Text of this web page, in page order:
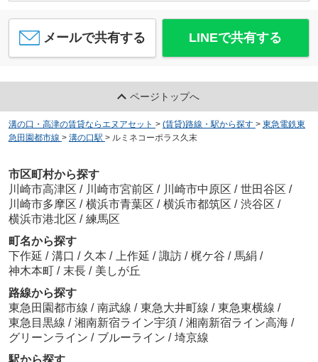
シェルクレール
6万円 / 1K
メールで共有する LINEで共有する
ページトップへ
溝の口・高津の賃貸ならエヌアセット > (賃貸)路線・駅から探す > 東急電鉄東
急田園都市線 > 溝の口駅 > ルミネコーポラス久末
市区町村から探す
川崎市高津区 / 川崎市宮前区 / 川崎市中原区 / 世田谷区 /
川崎市多摩区 / 横浜市青葉区 / 横浜市都筑区 / 渋谷区 /
横浜市港北区 / 練馬区
町名から探す
下作延 / 溝口 / 久本 / 上作延 / 諏訪 / 梶ケ谷 / 馬絹 /
神木本町 / 末長 / 美しが丘
路線から探す
東急田園都市線 / 南武線 / 東急大井町線 / 東急東横線 /
東急目黒線 / 湘南新宿ライン宇須 / 湘南新宿ライン高海 /
グリーンライン / ブルーライン / 埼京線
駅から探す